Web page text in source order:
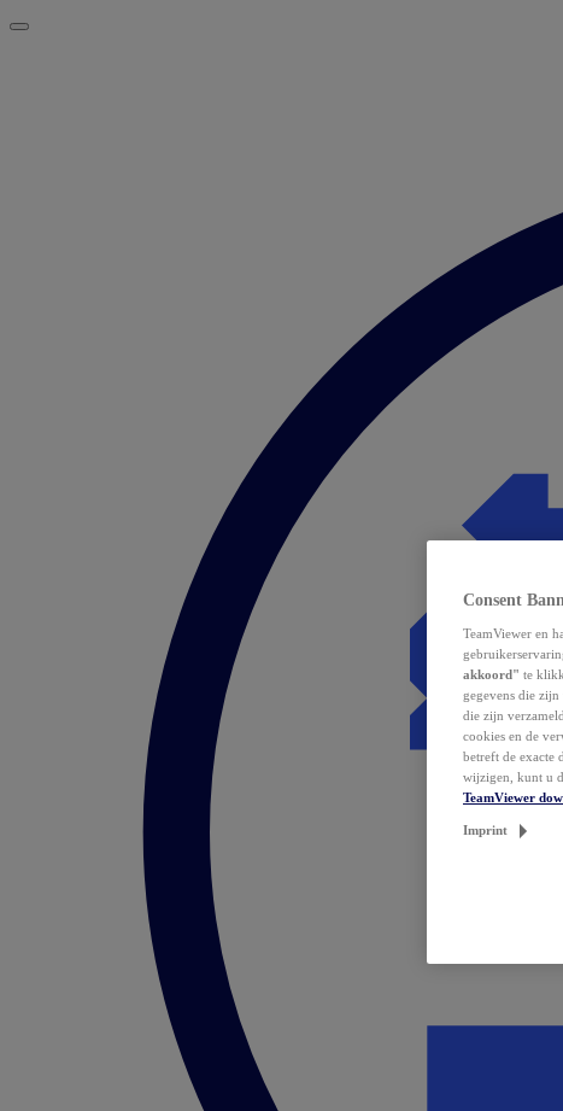
Consent
TeamViewer en
akkoord" te
gegevens die
die zijn
cookies en de
betreft de exacte
wijzigen, kunt u
TeamViewer
Imprint